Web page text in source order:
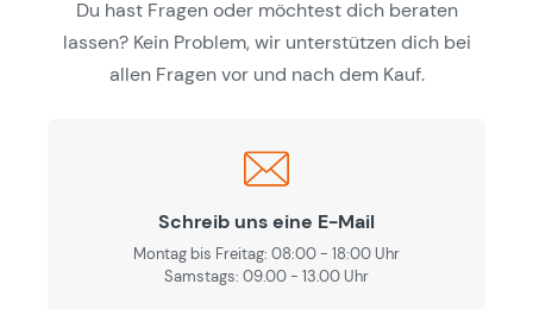
Du hast Fragen oder möchtest dich beraten
lassen? Kein Problem, wir unterstützen dich bei
allen Fragen vor und nach dem Kauf.
Schreib uns eine E-Mail
Montag bis Freitag: 08:00 - 18:00 Uhr
Samstags: 09.00 - 13.00 Uhr